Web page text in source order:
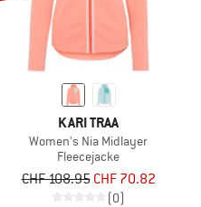
KARI TRAA
Women's Nia Midlayer
Fleecejacke
CHF 108.95 CHF 70.82
(0)